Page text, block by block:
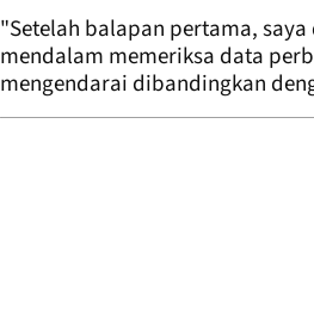
"Setelah balapan pertama,
mendalam memeriksa data
mengendarai dibandingkan